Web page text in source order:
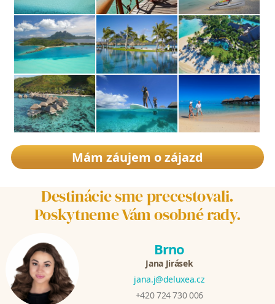
Mám záujem o zájazd
Destinácie sme precestovali.
Poskytneme Vám osobné rady.
Brno
Jana Jirásek
jana.j@deluxea.cz
+420 724 730 006